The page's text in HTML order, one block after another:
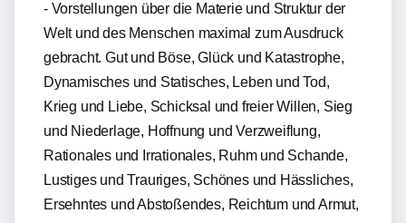
- Vorstellungen über die Materie und Struktur der
Welt und des Menschen maximal zum Ausdruck
gebracht. Gut und Böse, Glück und Katastrophe,
Dynamisches und Statisches, Leben und Tod,
Krieg und Liebe, Schicksal und freier Willen, Sieg
und Niederlage, Hoffnung und Verzweiflung,
Rationales und Irrationales, Ruhm und Schande,
Lustiges und Trauriges, Schönes und Hässliches,
Ersehntes und Abstoßendes, Reichtum und Armut,